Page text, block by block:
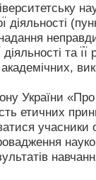
діяльності
та
академічних,
України
етичних
учасники